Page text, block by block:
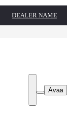
DEALER NAME
Avaa